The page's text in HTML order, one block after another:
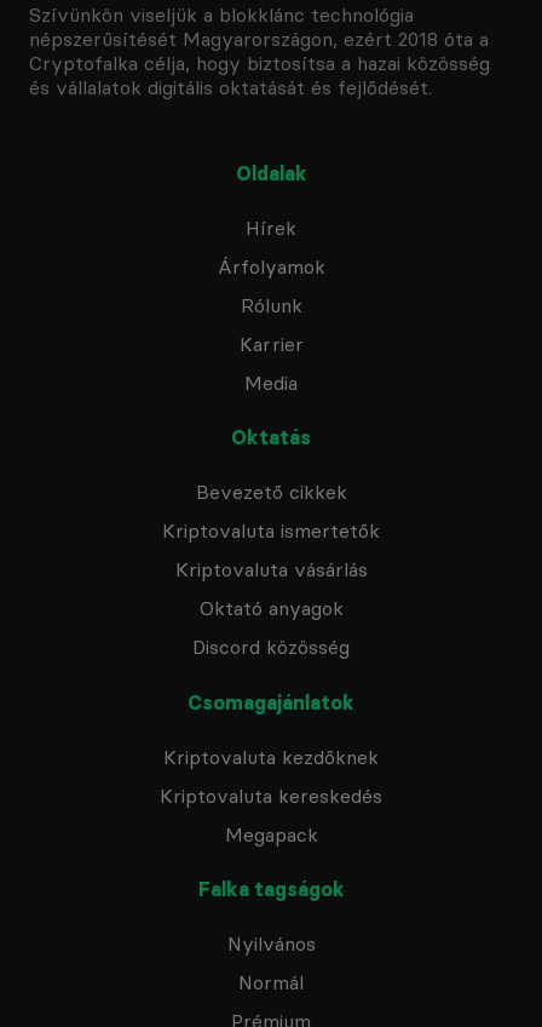
Szívünkön viseljük a blokklánc technológia
népszerűsítését Magyarországon, ezért 2018 óta a
Cryptofalka célja, hogy biztosítsa a hazai közösség
és vállalatok digitális oktatását és fejlődését.
Oldalak
Hírek
Árfolyamok
Rólunk
Karrier
Media
Oktatás
Bevezető cikkek
Kriptovaluta ismertetők
Kriptovaluta vásárlás
Oktató anyagok
Discord közösség
Csomagajánlatok
Kriptovaluta kezdőknek
Kriptovaluta kereskedés
Megapack
Falka tagságok
Nyilvános
Normál
Prémium